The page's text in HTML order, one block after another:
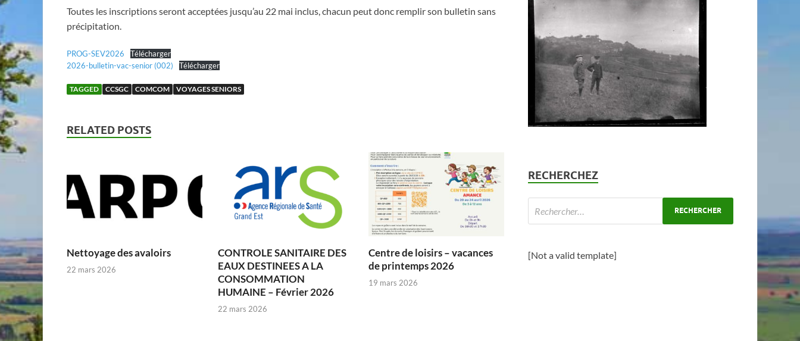
Toutes les inscriptions seront acceptées jusqu’au 22 mai inclus, chacun peut donc remplir son bulletin sans
précipitation.
PROG-SEV2026
Télécharger
2026-bulletin-vac-senior (002)
Télécharger
TAGGED CCSGC COMCOM VOYAGES SENIORS
RELATED POSTS
Nettoyage des avaloirs
22 mars 2026
CONTROLE SANITAIRE DES
EAUX DESTINEES A LA
CONSOMMATION
HUMAINE – Février 2026
22 mars 2026
Centre de loisirs – vacances
de printemps 2026
19 mars 2026
RECHERCHEZ
[Not a valid template]